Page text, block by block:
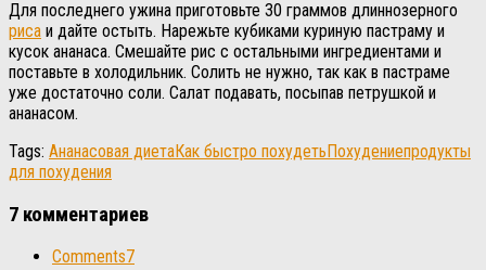
Для последнего ужина приготовьте 30 граммов длиннозерного
риса и дайте остыть. Нарежьте кубиками куриную пастраму и
кусок ананаса. Смешайте рис с остальными ингредиентами и
поставьте в холодильник. Солить не нужно, так как в пастраме
уже достаточно соли. Салат подавать, посыпав петрушкой и
ананасом.
Tags: Ананасовая диетаКак быстро похудетьПохудениепродукты
для похудения
7 комментариев
Comments7